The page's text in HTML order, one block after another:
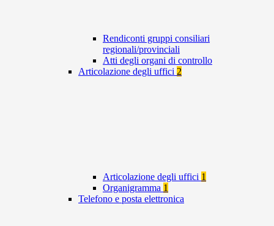
Rendiconti gruppi consiliari
regionali/provinciali
Atti degli organi di controllo
Articolazione degli uffici 2
Articolazione degli uffici 1
Organigramma 1
Telefono e posta elettronica